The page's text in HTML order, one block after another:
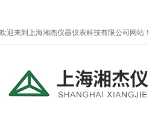
欢迎来到上海湘杰仪器仪表科技有限公司网站！